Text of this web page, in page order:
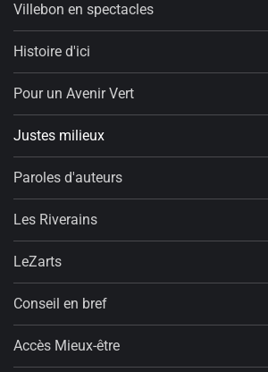
Villebon en spectacles
Histoire d'ici
Pour un Avenir Vert
Justes milieux
Paroles d'auteurs
Les Riverains
LeZarts
Conseil en bref
Accès Mieux-être